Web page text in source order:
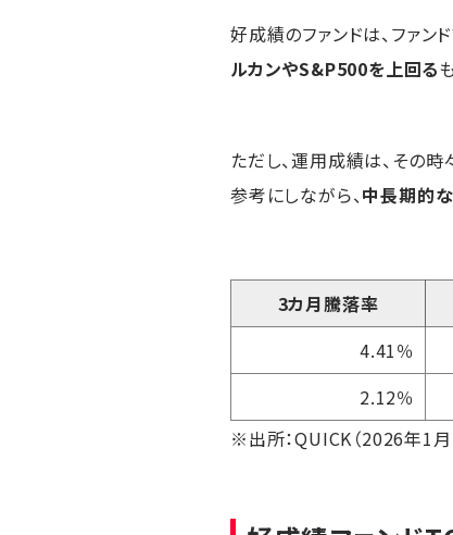
好成績のファンドは、ファン
ルカンやS&P500を上回る
ただし、運用成績は、その
参考にしながら、中長期的
3カ月騰落率
4.41％
2.12％
※出所：QUICK（2026年1月